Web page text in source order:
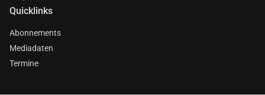
Quicklinks
Abonnements
Mediadaten
Termine